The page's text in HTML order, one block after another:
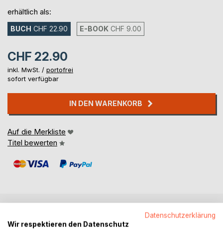
erhältlich als:
BUCH CHF 22.90 E-BOOK CHF 9.00
CHF 22.90
inkl. MwSt. / portofrei
sofort verfügbar
IN DEN WARENKORB
Auf die Merkliste
Titel bewerten
BESCHREIBUNG
Datenschutzerklärung
Wir respektieren den Datenschutz